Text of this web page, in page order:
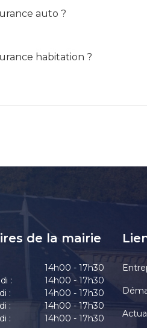
auto ?
habitation ?
de la mairie
14h00 - 17h30
:
14h00 - 17h30
:
14h00 - 17h30
:
14h00 - 17h30
:
14h00 - 17h30